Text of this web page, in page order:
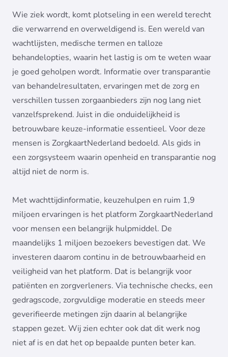
Wie ziek wordt, komt plotseling in een wereld terecht
die verwarrend en overweldigend is. Een wereld van
wachtlijsten, medische termen en talloze
behandelopties, waarin het lastig is om te weten waar
je goed geholpen wordt. Informatie over transparantie
van behandelresultaten, ervaringen met de zorg en
verschillen tussen zorgaanbieders zijn nog lang niet
vanzelfsprekend. Juist in die onduidelijkheid is
betrouwbare keuze-informatie essentieel. Voor deze
mensen is ZorgkaartNederland bedoeld. Als gids in
een zorgsysteem waarin openheid en transparantie nog
altijd niet de norm is.
Met wachttijdinformatie, keuzehulpen en ruim 1,9
miljoen ervaringen is het platform ZorgkaartNederland
voor mensen een belangrijk hulpmiddel. De
maandelijks 1 miljoen bezoekers bevestigen dat. We
investeren daarom continu in de betrouwbaarheid en
veiligheid van het platform. Dat is belangrijk voor
patiënten en zorgverleners. Via technische checks, een
gedragscode, zorgvuldige moderatie en steeds meer
geverifieerde metingen zijn daarin al belangrijke
stappen gezet. Wij zien echter ook dat dit werk nog
niet af is en dat het op bepaalde punten beter kan.